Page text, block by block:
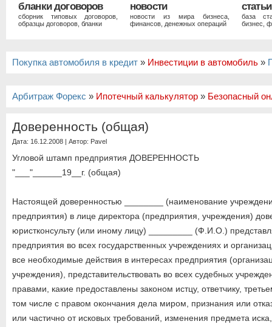
бланки договоров
сборник типовых договоров,
образцы договоров, бланки
новости
новости из мира бизнеса,
финансов, денежных операций
статьи
база
бизнес,
Покупка автомобиля в кредит » Инвестиции в автомобиль »
Арбитраж Форекс » Ипотечный калькулятор » Безопасный
Доверенность (общая)
Дата: 16.12.2008 | Автор: Pavel
Угловой штамп предприятия ДОВЕРЕННОСТЬ
"___"______19__г. (общая)
Настоящей доверенностью ________ (наименование
предприятия) в лице директора (предприятия, учреждения)
юристконсульту (или иному лицу) _________ (Ф.И.О.)
предприятия во всех государственных учреждениях и
все необходимые действия в интересах предприятия
учреждения), представительствовать во всех судебных
правами, какие предоставлены законом истцу, ответчику,
том числе с правом окончания дела миром, признания или
или частично от исковых требований, изменения предмета